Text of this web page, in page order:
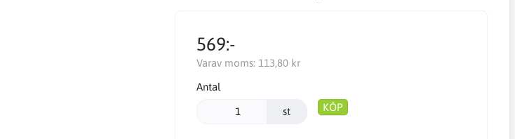
569:-
Varav moms: 113,80 kr
Antal
st KÖP